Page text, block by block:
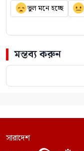
ভুল মনে হচ্ছে
মন্তব্য করুন
সারাদেশ